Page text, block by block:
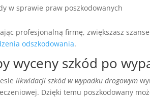
w sprawie praw poszkodowanych
profesjonalną firmę, zwiększasz
odszkodowania.
wyceny szkód po
likwidacji szkód w wypadku drogowym
Dzięki temu poszkodowany